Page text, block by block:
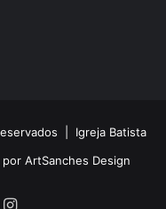
| Igreja Batista
por ArtSanches Design
Instagram